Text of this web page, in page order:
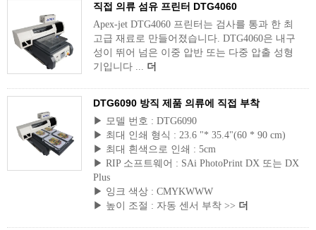
직접 의류 섬유 프린터 DTG4060
Apex-jet DTG4060 프린터는 검사를 통과 한 최
고급 재료로 만들어졌습니다. DTG4060은 내구
성이 뛰어 넘은 이중 압반 또는 다중 압출 성형
기입니다 ... 더
DTG6090 방직 제품 의류에 직접 부착
▶ 모델 번호 : DTG6090
▶ 최대 인쇄 형식 : 23.6 "* 35.4"(60 * 90 cm)
▶ 최대 흰색으로 인쇄 : 5cm
▶ RIP 소프트웨어 : SAi PhotoPrint DX 또는 DX
Plus
▶ 잉크 색상 : CMYKWWW
▶ 높이 조절 : 자동 센서 부착 >> 더